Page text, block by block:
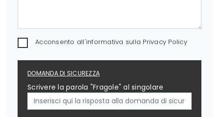
Acconsento all'informativa sulla Privacy Policy
DOMANDA DI SICUREZZA
Scrivere la parola "Fragole" al singolare